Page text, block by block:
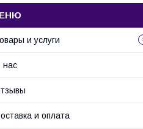
и услуги
нас
и оплата